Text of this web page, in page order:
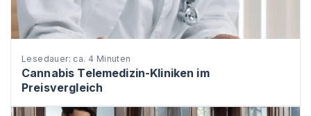
Lesedauer: ca. 4 Minuten
Cannabis Telemedizin-Kliniken im
Preisvergleich